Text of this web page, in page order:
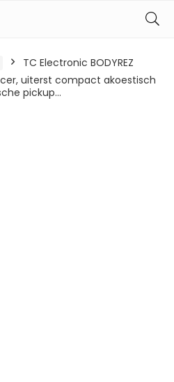
TC Electronic BODYREZ
uiterst compact akoestisch
pickup…